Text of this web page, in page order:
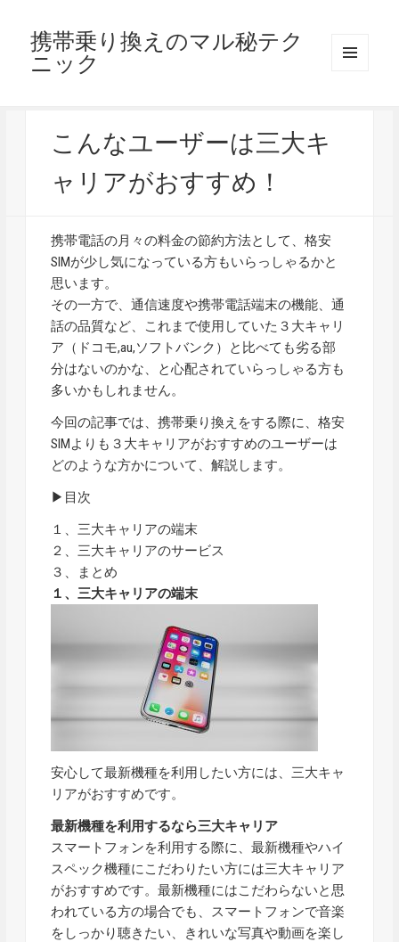
携帯乗り換えのマル秘テク
ニック
こんなユーザーは三大キ
ャリアがおすすめ！
携帯電話の月々の料金の節約方法として、格安
SIMが少し気になっている方もいらっしゃるかと
思います。
その一方で、通信速度や携帯電話端末の機能、通
話の品質など、これまで使用していた３大キャリ
ア（ドコモ,au,ソフトバンク）と比べても劣る部
分はないのかな、と心配されていらっしゃる方も
多いかもしれません。
今回の記事では、携帯乗り換えをする際に、格安
SIMよりも３大キャリアがおすすめのユーザーは
どのような方かについて、解説します。
▶目次
１、三大キャリアの端末
２、三大キャリアのサービス
３、まとめ
１、三大キャリアの端末
安心して最新機種を利用したい方には、三大キャ
リアがおすすめです。
最新機種を利用するなら三大キャリア
スマートフォンを利用する際に、最新機種やハイ
スペック機種にこだわりたい方には三大キャリア
がおすすめです。最新機種にはこだわらないと思
われている方の場合でも、スマートフォンで音楽
をしっかり聴きたい、きれいな写真や動画を楽し